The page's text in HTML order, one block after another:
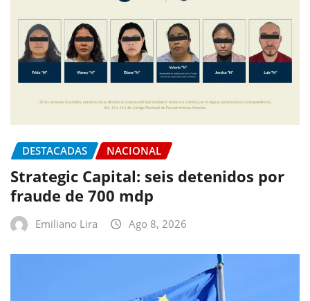
DESTACADAS NACIONAL
Strategic Capital: seis detenidos por
fraude de 700 mdp
Emiliano Lira Ago 8, 2026